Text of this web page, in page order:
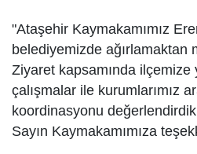
"Ataşehir Kaymakamımız
belediyemizde ağırlamaktan
Ziyaret kapsamında
çalışmalar ile kurumlarımız
koordinasyonu
Sayın Kaymakamımıza